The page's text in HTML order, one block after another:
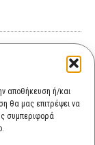
αποθήκευση ή/και
θα μας επιτρέψει να
συμπεριφορά